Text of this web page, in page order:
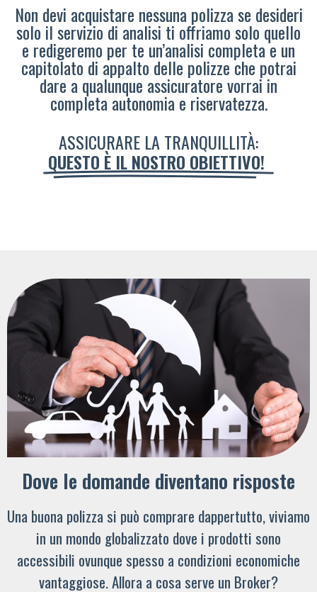
Non devi acquistare nessuna polizza se desideri
solo il servizio di analisi ti offriamo solo quello
e redigeremo per te un’analisi completa e un
capitolato di appalto delle polizze che potrai
dare a qualunque assicuratore vorrai in
completa autonomia e riservatezza.
ASSICURARE LA TRANQUILLITÀ:
QUESTO È IL NOSTRO OBIETTIVO!
Dove le domande diventano risposte
Una buona polizza si può comprare dappertutto, viviamo
in un mondo globalizzato dove i prodotti sono
accessibili ovunque spesso a condizioni economiche
vantaggiose. Allora a cosa serve un Broker?